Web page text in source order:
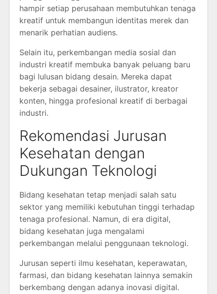
hampir setiap perusahaan membutuhkan tenaga
kreatif untuk membangun identitas merek dan
menarik perhatian audiens.
Selain itu, perkembangan media sosial dan
industri kreatif membuka banyak peluang baru
bagi lulusan bidang desain. Mereka dapat
bekerja sebagai desainer, ilustrator, kreator
konten, hingga profesional kreatif di berbagai
industri.
Rekomendasi Jurusan
Kesehatan dengan
Dukungan Teknologi
Bidang kesehatan tetap menjadi salah satu
sektor yang memiliki kebutuhan tinggi terhadap
tenaga profesional. Namun, di era digital,
bidang kesehatan juga mengalami
perkembangan melalui penggunaan teknologi.
Jurusan seperti ilmu kesehatan, keperawatan,
farmasi, dan bidang kesehatan lainnya semakin
berkembang dengan adanya inovasi digital.